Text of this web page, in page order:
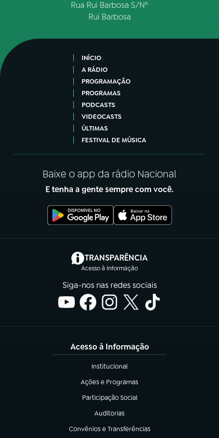
Rua Rui Barbosa S/Nº
Rui Barbosa
INÍCIO
A RÁDIO
PROGRAMAÇÃO
PROGRAMAS
PODCASTS
VIDEOCASTS
ÚLTIMAS
FESTIVAL DE MÚSICA
Baixe o app da rádio Nacional
E tenha a gente sempre com você.
TRANSPARÊNCIA
Acesso à Informação
(abre em nova aba)
Siga-nos nas redes sociais
Acesso à Informação
Institucional
(abre em nova aba)
Ações e Programas
(abre em nova aba)
Participação Social
(abre em nova aba)
Auditorias
(abre em nova aba)
Convênios e Transferências
(abre em nova aba)